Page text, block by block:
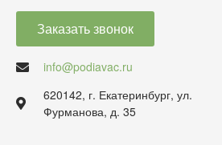
Заказать звонок
info@podiavac.ru
620142, г. Екатеринбург, ул.
Фурманова, д. 35